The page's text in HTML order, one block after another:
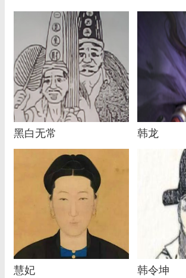
黑白无常 韩龙
慧妃 韩令坤